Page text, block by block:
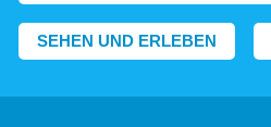
SEHEN UND ERLEBEN